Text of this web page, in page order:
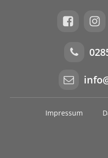
Impressum